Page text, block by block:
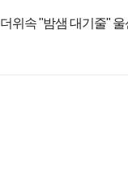
더위속 "밤샘 대기줄"